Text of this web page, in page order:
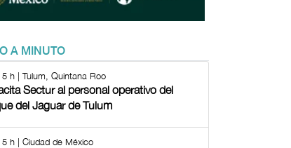
A MINUTO
5 h | Tulum, Quintana Roo
Sectur al personal operativo del
del Jaguar de Tulum
5 h | Ciudad de México